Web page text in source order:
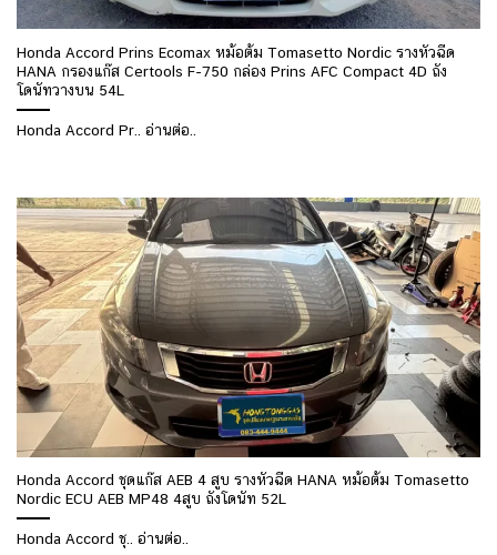
Honda Accord Prins Ecomax หม้อต้ม Tomasetto Nordic รางหัวฉีด
HANA กรองแก๊ส Certools F-750 กล่อง Prins AFC Compact 4D ถัง
โดนัทวางบน 54L
Honda Accord Pr.. อ่านต่อ..
Honda Accord ชุดแก๊ส AEB 4 สูบ รางหัวฉีด HANA หม้อต้ม Tomasetto
Nordic ECU AEB MP48 4สูบ ถังโดนัท 52L
Honda Accord ชุ.. อ่านต่อ..